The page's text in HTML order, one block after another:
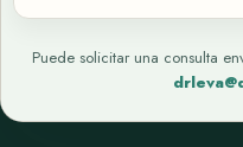
Puede solicitar una consulta